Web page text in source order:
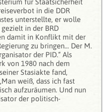
für Staatsicherheit
in die DDR
unterstellte, er wolle
in der BRD
damit in Konflikt mit der
zu bringen... Der M.
der PID.“ Als
von 1980 nach dem
Stasiakte fand,
weiß, dass ich fast
aufzuräumen. Und nun
der politisch-